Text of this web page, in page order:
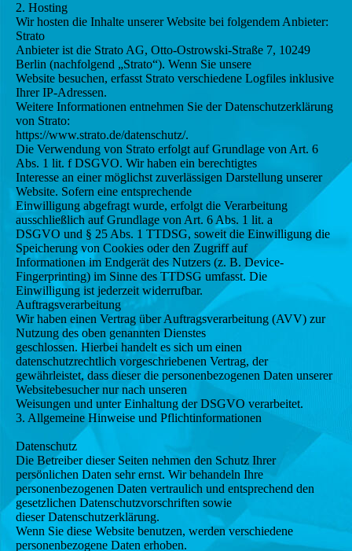
2. Hosting
Wir hosten die Inhalte unserer Website bei folgendem Anbieter:
Strato
Anbieter ist die Strato AG, Otto-Ostrowski-Straße 7, 10249
Berlin (nachfolgend „Strato“). Wenn Sie unsere
Website besuchen, erfasst Strato verschiedene Logfiles inklusive
Ihrer IP-Adressen.
Weitere Informationen entnehmen Sie der Datenschutzerklärung
von Strato:
https://www.strato.de/datenschutz/.
Die Verwendung von Strato erfolgt auf Grundlage von Art. 6
Abs. 1 lit. f DSGVO. Wir haben ein berechtigtes
Interesse an einer möglichst zuverlässigen Darstellung unserer
Website. Sofern eine entsprechende
Einwilligung abgefragt wurde, erfolgt die Verarbeitung
ausschließlich auf Grundlage von Art. 6 Abs. 1 lit. a
DSGVO und § 25 Abs. 1 TTDSG, soweit die Einwilligung die
Speicherung von Cookies oder den Zugriff auf
Informationen im Endgerät des Nutzers (z. B. Device-
Fingerprinting) im Sinne des TTDSG umfasst. Die
Einwilligung ist jederzeit widerrufbar.
Auftragsverarbeitung
Wir haben einen Vertrag über Auftragsverarbeitung (AVV) zur
Nutzung des oben genannten Dienstes
geschlossen. Hierbei handelt es sich um einen
datenschutzrechtlich vorgeschriebenen Vertrag, der
gewährleistet, dass dieser die personenbezogenen Daten unserer
Websitebesucher nur nach unseren
Weisungen und unter Einhaltung der DSGVO verarbeitet.
3. Allgemeine Hinweise und Pflichtinformationen
Datenschutz
Die Betreiber dieser Seiten nehmen den Schutz Ihrer
persönlichen Daten sehr ernst. Wir behandeln Ihre
personenbezogenen Daten vertraulich und entsprechend den
gesetzlichen Datenschutzvorschriften sowie
dieser Datenschutzerklärung.
Wenn Sie diese Website benutzen, werden verschiedene
personenbezogene Daten erhoben.